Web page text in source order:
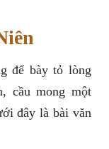
để bày tỏ lòng
cầu mong một
đây là bài văn